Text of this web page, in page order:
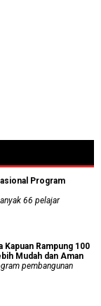
Program
66 pelajar
Kapuan Rampung 100
Mudah dan Aman
pembangunan